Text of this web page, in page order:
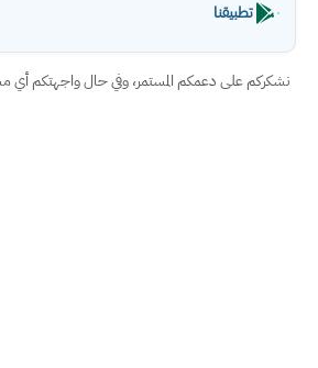
تطبيقنا
نشكركم على دعمكم المستمر، وفي حال واجهتكم أي